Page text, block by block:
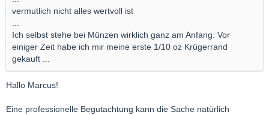
vermutlich nicht alles wertvoll ist
...
Ich selbst stehe bei Münzen wirklich ganz am Anfang. Vor
einiger Zeit habe ich mir meine erste 1/10 oz Krügerrand
gekauft ...
Hallo Marcus!
Eine professionelle Begutachtung kann die Sache natürlich